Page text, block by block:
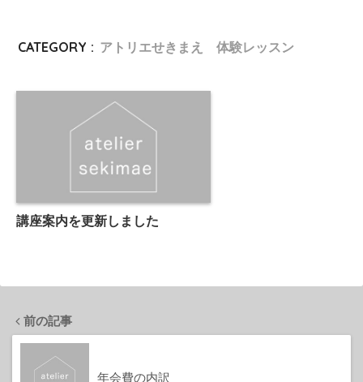
CATEGORY : アトリエせきまえ 体験レッスン
講座案内を更新しました
前の記事
年会費の内訳